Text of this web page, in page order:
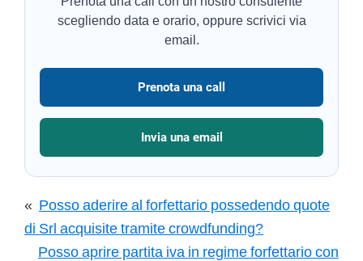
scegliendo data e orario, oppure scrivici via
email.
Prenota una call
Invia una email
« Posso aderire al forfettario possedendo quote
di Srl acquisite tramite crowdfunding?
Posso aprire partita iva in regime forfettario con